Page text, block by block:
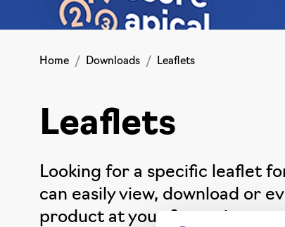
Home Downloads Leaflets
Leaflets
Looking for a specific leaflet
can easily view, download or
product at your fingertips.